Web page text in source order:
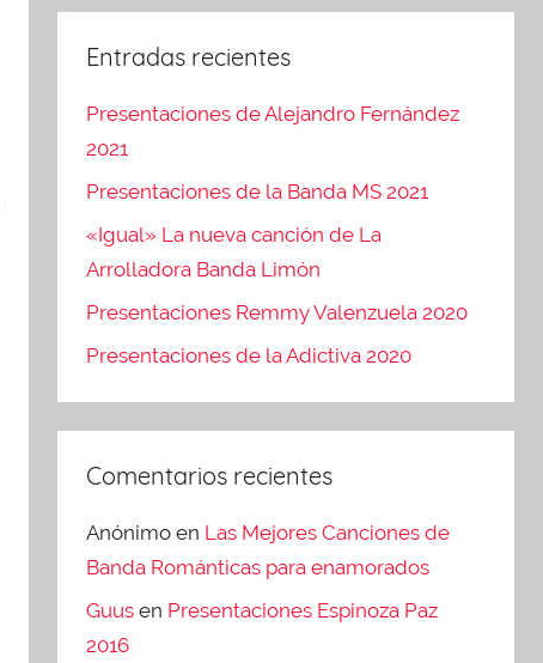
Entradas recientes
Presentaciones de Alejandro Fernández
2021
Presentaciones de la Banda MS 2021
«Igual» La nueva canción de La
Arrolladora Banda Limón
Presentaciones Remmy Valenzuela 2020
Presentaciones de la Adictiva 2020
Comentarios recientes
Anónimo en Las Mejores Canciones de
Banda Románticas para enamorados
Guus en Presentaciones Espinoza Paz
2016